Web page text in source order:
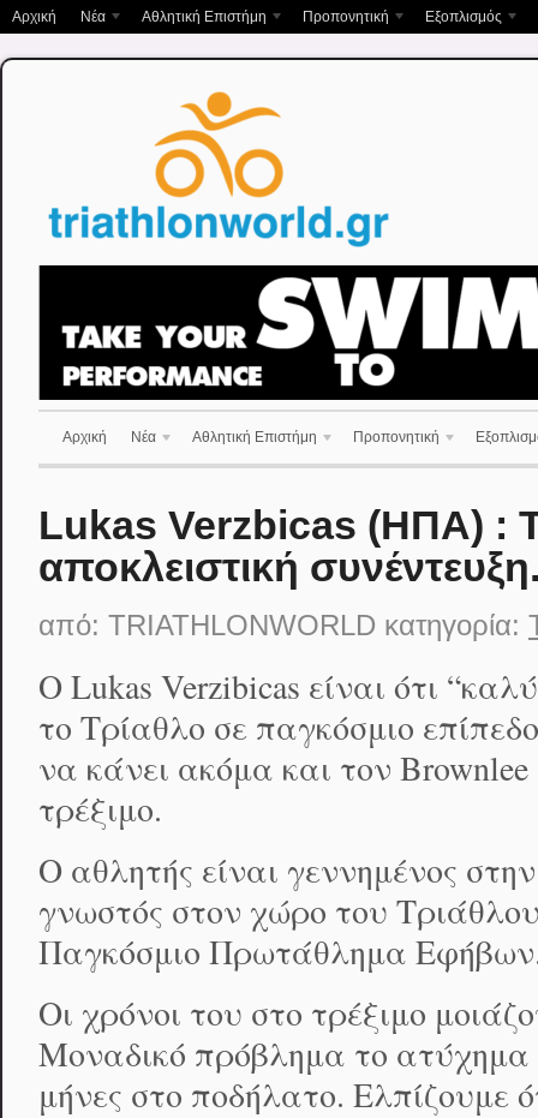
Αρχική Νέα Αθλητική Επιστήμη Προπονητική Εξοπλισμός
Αρχική Νέα Αθλητική Επιστήμη Προπονητική
Lukas Verzbicas (ΗΠΑ) :
αποκλειστική
από: TRIATHLONWORLD κατηγορία:
O Lukas Verzibicas είναι ότι
το Τρίαθλο σε παγκόσμιο
να κάνει ακόμα και τον
τρέξιμο.
Ο αθλητής είναι γεννημένος
γνωστός στον χώρο του
Παγκόσμιο Πρωτάθλημα
Οι χρόνοι του στο τρέξιμο
Μοναδικό πρόβλημα το ατύχημα
μήνες στο ποδήλατο. Ελπίζουμε